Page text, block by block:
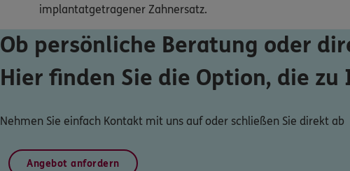
implantatgetragener Zahnersatz.
Ob persönliche Beratung oder
Hier finden Sie die Option, die zu
Nehmen Sie einfach Kontakt mit uns auf oder schließen Sie direkt ab
Angebot anfordern